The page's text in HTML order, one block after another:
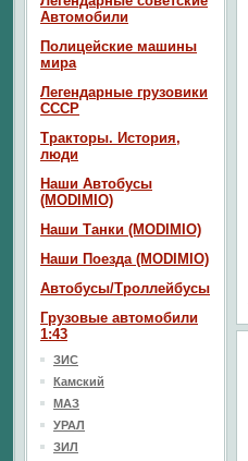
Автомобили
Полицейские машины
мира
Легендарные грузовики
СССР
Тракторы. История,
люди
Наши Автобусы
(MODIMIO)
Наши Танки (MODIMIO)
Наши Поезда (MODIMIO)
Автобусы/Троллейбусы
Грузовые автомобили
1:43
ЗИС
Камский
МАЗ
УРАЛ
ЗИЛ